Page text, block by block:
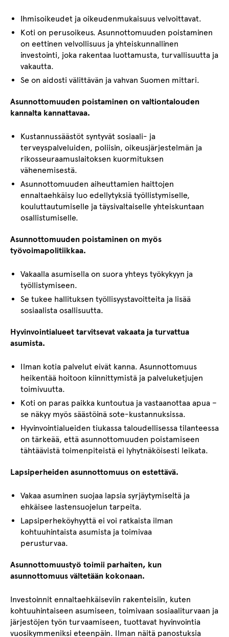
Ihmisoikeudet ja oikeudenmukaisuus velvoittavat.
Koti on perusoikeus. Asunnottomuuden poistaminen
on eettinen velvollisuus ja yhteiskunnallinen
investointi, joka rakentaa luottamusta, turvallisuutta ja
vakautta.
Se on aidosti välittävän ja vahvan Suomen mittari.
Asunnottomuuden poistaminen on valtiontalouden
kannalta kannattavaa.
Kustannussäästöt syntyvät sosiaali- ja
terveyspalveluiden, poliisin, oikeusjärjestelmän ja
rikosseuraamuslaitoksen kuormituksen
vähenemisestä.
Asunnottomuuden aiheuttamien haittojen
ennaltaehkäisy luo edellytyksiä työllistymiselle,
kouluttautumiselle ja täysivaltaiselle yhteiskuntaan
osallistumiselle.
Asunnottomuuden poistaminen on myös
työvoimapolitiikkaa.
Vakaalla asumisella on suora yhteys työkykyyn ja
työllistymiseen.
Se tukee hallituksen työllisyystavoitteita ja lisää
sosiaalista osallisuutta.
Hyvinvointialueet tarvitsevat vakaata ja turvattua
asumista.
Ilman kotia palvelut eivät kanna. Asunnottomuus
heikentää hoitoon kiinnittymistä ja palveluketjujen
toimivuutta.
Koti on paras paikka kuntoutua ja vastaanottaa apua –
se näkyy myös säästöinä sote-kustannuksissa.
Hyvinvointialueiden tiukassa taloudellisessa tilanteessa
on tärkeää, että asunnottomuuden poistamiseen
tähtäävistä toimenpiteistä ei lyhytnäköisesti leikata.
Lapsiperheiden asunnottomuus on estettävä.
Vakaa asuminen suojaa lapsia syrjäytymiseltä ja
ehkäisee lastensuojelun tarpeita.
Lapsiperheköyhyyttä ei voi ratkaista ilman
kohtuuhintaista asumista ja toimivaa
perusturvaa.
Asunnottomuustyö toimii parhaiten, kun
asunnottomuus vältetään kokonaan.
Investoinnit ennaltaehkäiseviin rakenteisiin, kuten
kohtuuhintaiseen asumiseen, toimivaan sosiaaliturvaan ja
järjestöjen työn turvaamiseen, tuottavat hyvinvointia
vuosikymmeniksi eteenpäin. Ilman näitä panostuksia